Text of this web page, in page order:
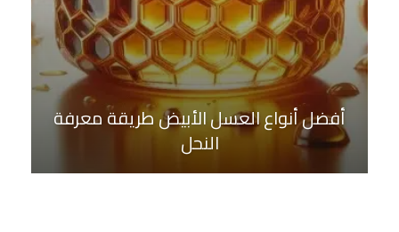
أفضل أنواع العسل الأبيض طريقة معرفة
النحل